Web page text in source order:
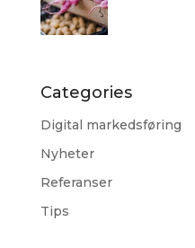
Categories
Digital markedsføring
Nyheter
Referanser
Tips